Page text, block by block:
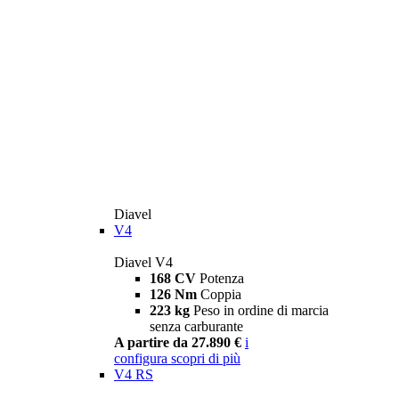
Diavel
V4
Diavel V4
168 CV Potenza
126 Nm Coppia
223 kg Peso in ordine di marcia
senza carburante
A partire da 27.890 € i
configura scopri di più
V4 RS